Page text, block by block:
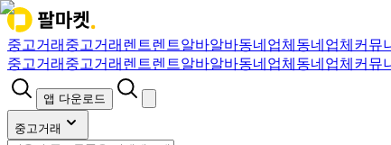
중고거래 중고거래 렌트렌트알바알바동네업체 동네업체 커뮤
중고거래 중고거래 렌트렌트알바알바동네업체 동네업체 커뮤
앱 다운로드
중고거래